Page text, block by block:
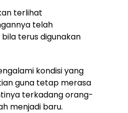
terlihat
telah
terus digunakan
kondisi yang
guna tetap merasa
terkadang orang-
menjadi baru.